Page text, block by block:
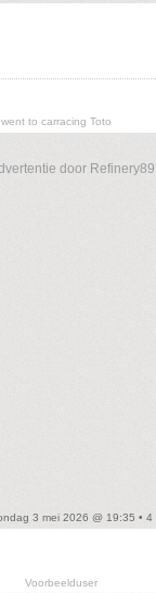
to carracing Toto
door Refinery89
3 mei 2026 @ 19:35 • 4
Voorbeelduser